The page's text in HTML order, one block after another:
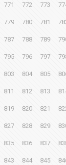
771 772 773
779 780 781
787 788 789
795 796 797
803 804 805
811 812 813
819 820 821
827 828 829
835 836 837
843 844 845